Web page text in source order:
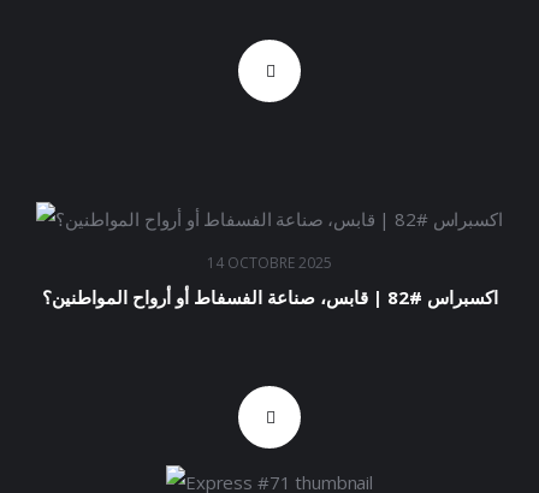
14 OCTOBRE 2025
اكسبراس #82 | قابس، صناعة الفسفاط أو أرواح المواطنين؟